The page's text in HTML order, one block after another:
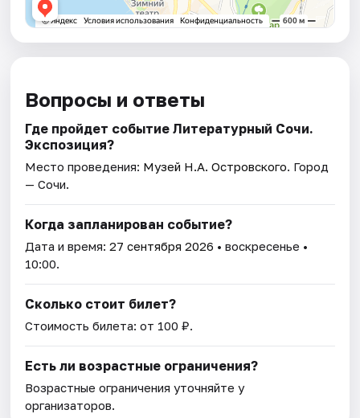
Вопросы и ответы
Где пройдет событие Литературный Сочи.
Экспозиция?
Место проведения: Музей Н.А. Островского. Город
— Сочи.
Когда запланирован событие?
Дата и время:27 сентября 2026 • воскресенье •
10:00.
Сколько стоит билет?
Стоимость билета: от 100 ₽.
Есть ли возрастные ограничения?
Возрастные ограничения уточняйте у
организаторов.